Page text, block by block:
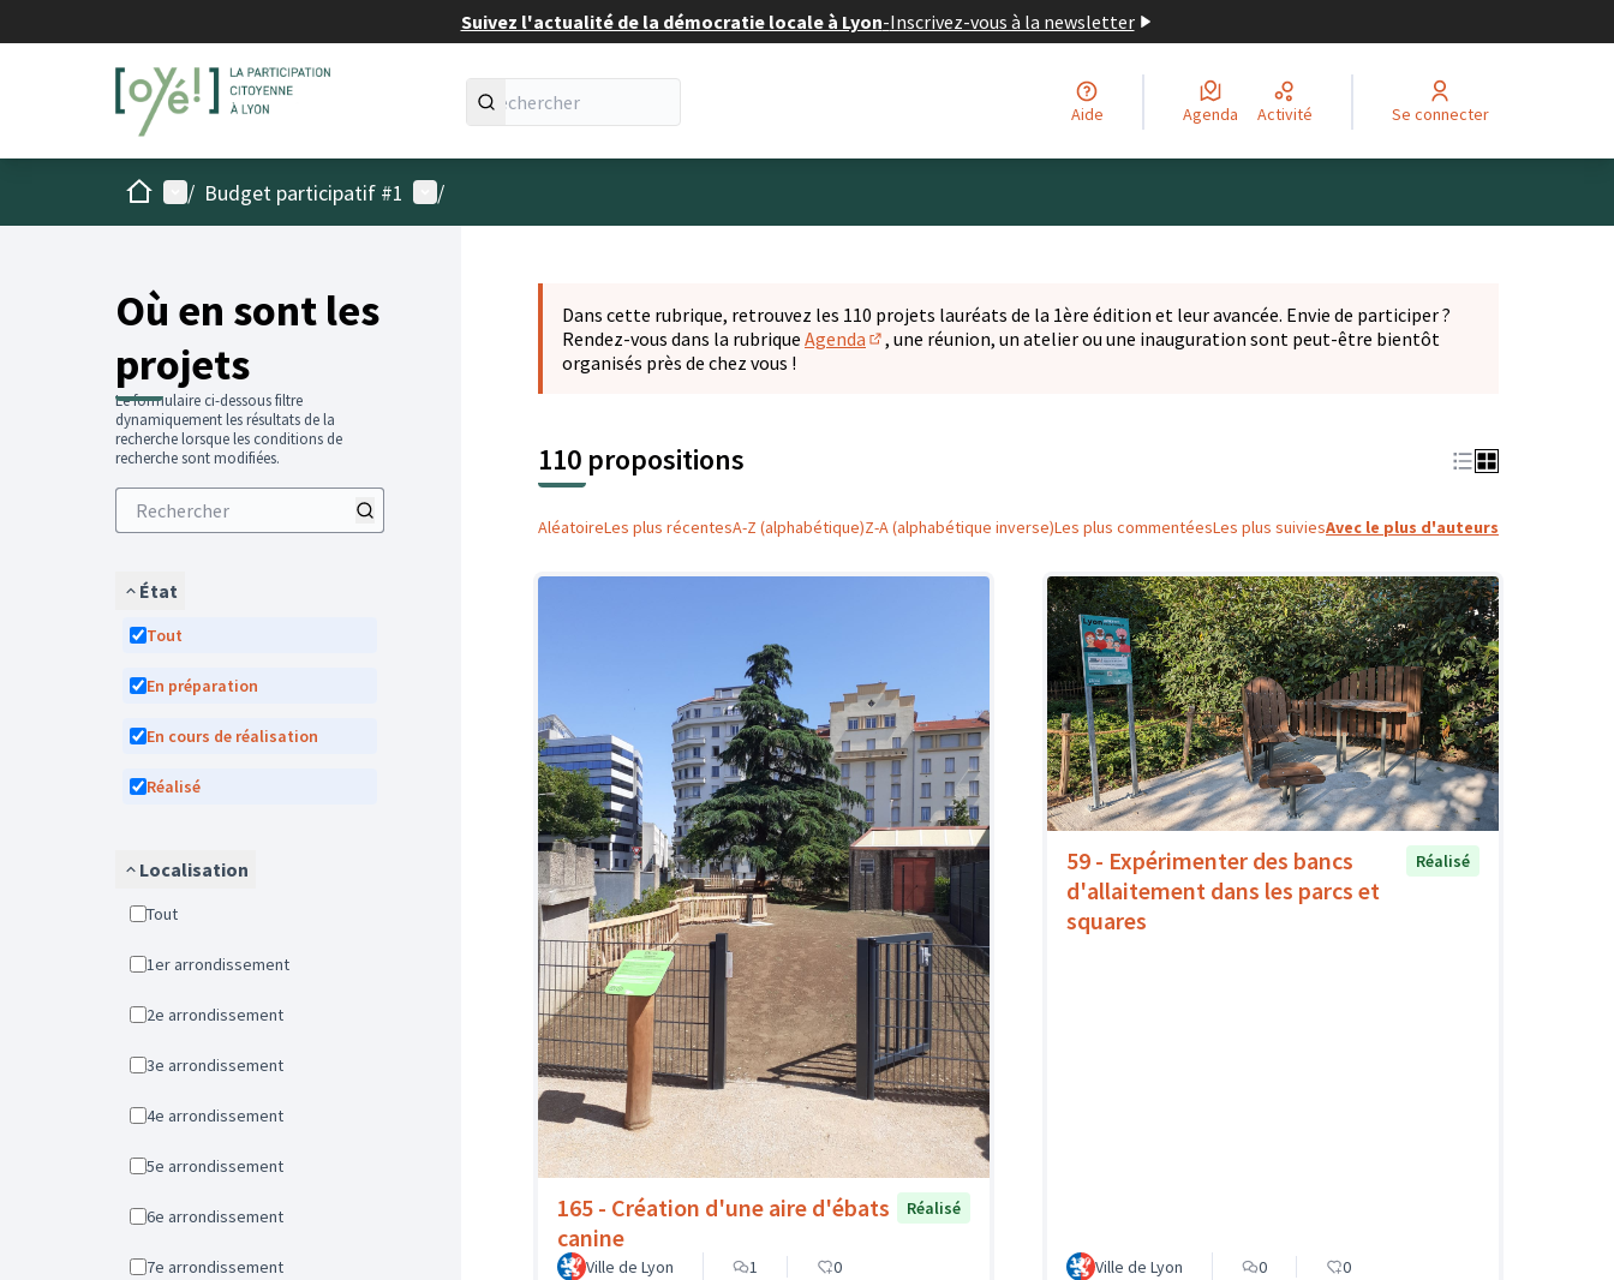
Suivez l'actualité de la démocratie locale à Lyon-Inscrivez-vous à la newsletter
Aide Agenda Activité Se connecter
AccueilMenu principal
/ Budget participatif #1 Menu utilisateur
/
Où en sont les
projets
Le formulaire ci-dessous filtre
dynamiquement les résultats de la
recherche lorsque les conditions de
recherche sont modifiées.
État
Tout
En préparation
En cours de réalisation
Réalisé
Localisation
Tout
1er arrondissement
2e arrondissement
3e arrondissement
4e arrondissement
5e arrondissement
6e arrondissement
7e arrondissement
Dans cette rubrique, retrouvez les 110 projets lauréats de la 1ère édition et leur avancée. Envie de participer ?
Rendez-vous dans la rubrique Agenda
(S'ouvre dans un nouvel onglet)
, une réunion, un atelier ou une inauguration sont peut-être bientôt
organisés près de chez vous !
110 propositions
AléatoireLes plus récentesA-Z (alphabétique)Z-A (alphabétique inverse)Les plus commentéesLes plus suiviesAvec le plus d'auteurs
165 - Création d'une aire d'ébats
canine
Réalisé
Ville de Lyon 1 0
59 - Expérimenter des bancs
d'allaitement dans les parcs et
squares
Réalisé
Ville de Lyon 0 0